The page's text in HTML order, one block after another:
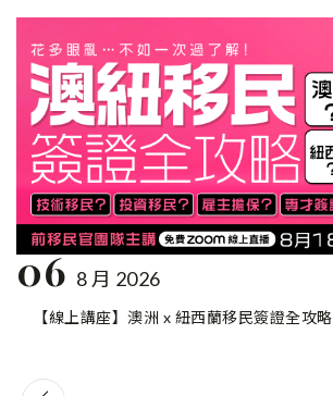
06 8 月 2026
【線上講座】澳洲 x 紐西蘭移民簽證全攻略